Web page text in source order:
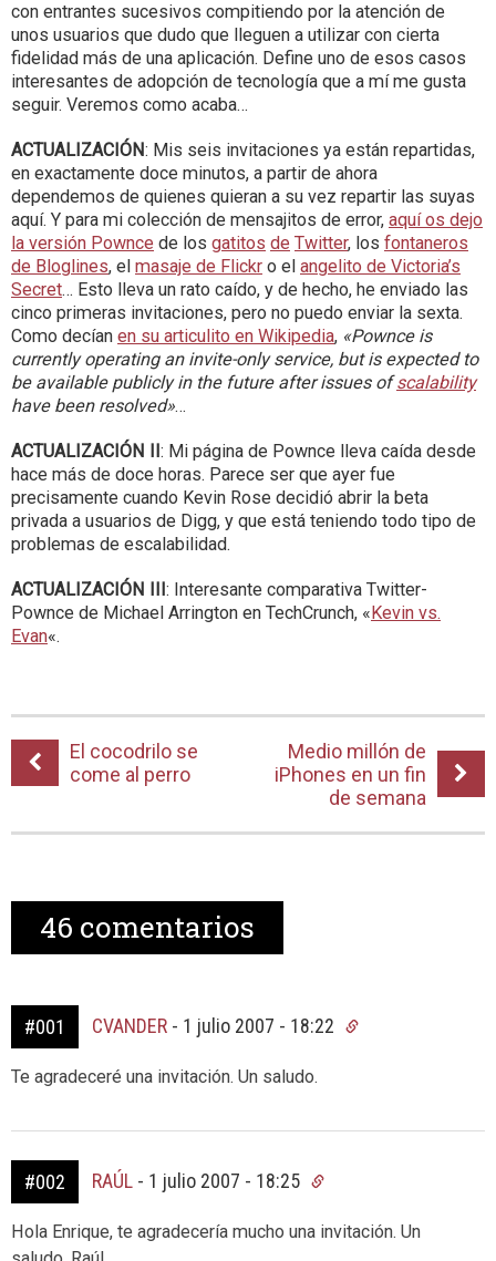
con entrantes sucesivos compitiendo por la atención de
unos usuarios que dudo que lleguen a utilizar con cierta
fidelidad más de una aplicación. Define uno de esos casos
interesantes de adopción de tecnología que a mí me gusta
seguir. Veremos como acaba…
ACTUALIZACIÓN: Mis seis invitaciones ya están repartidas,
en exactamente doce minutos, a partir de ahora
dependemos de quienes quieran a su vez repartir las suyas
aquí. Y para mi colección de mensajitos de error, aquí os dejo
la versión Pownce de los gatitos de Twitter, los fontaneros
de Bloglines, el masaje de Flickr o el angelito de Victoria’s
Secret… Esto lleva un rato caído, y de hecho, he enviado las
cinco primeras invitaciones, pero no puedo enviar la sexta.
Como decían en su articulito en Wikipedia, «Pownce is
currently operating an invite-only service, but is expected to
be available publicly in the future after issues ofscalability
have been resolved»…
ACTUALIZACIÓN II: Mi página de Pownce lleva caída desde
hace más de doce horas. Parece ser que ayer fue
precisamente cuando Kevin Rose decidió abrir la beta
privada a usuarios de Digg, y que está teniendo todo tipo de
problemas de escalabilidad.
ACTUALIZACIÓN III: Interesante comparativa Twitter-
Pownce de Michael Arrington en TechCrunch, «Kevin vs.
Evan«.
El cocodrilo se
come al perro
Medio millón de
iPhones en un fin
de semana
46 comentarios
#001 CVANDER - 1 julio 2007 - 18:22
Te agradeceré una invitación. Un saludo.
#002 RAÚL - 1 julio 2007 - 18:25
Hola Enrique, te agradecería mucho una invitación. Un